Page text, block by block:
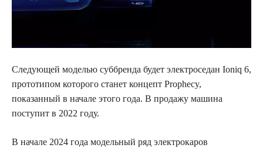
Следующей моделью суббренда будет электроседан Ioniq 6,
прототипом которого станет концепт Prophecy,
показанный в начале этого года. В продажу машина
поступит в 2022 году.
В начале 2024 года модельный ряд электрокаров